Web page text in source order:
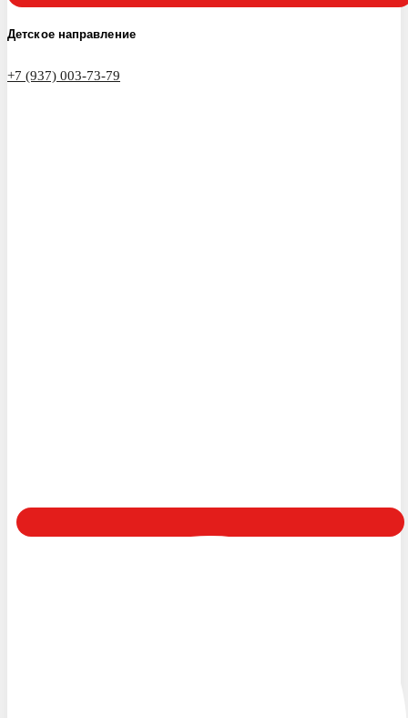
Детское направление
+7 (937) 003-73-79